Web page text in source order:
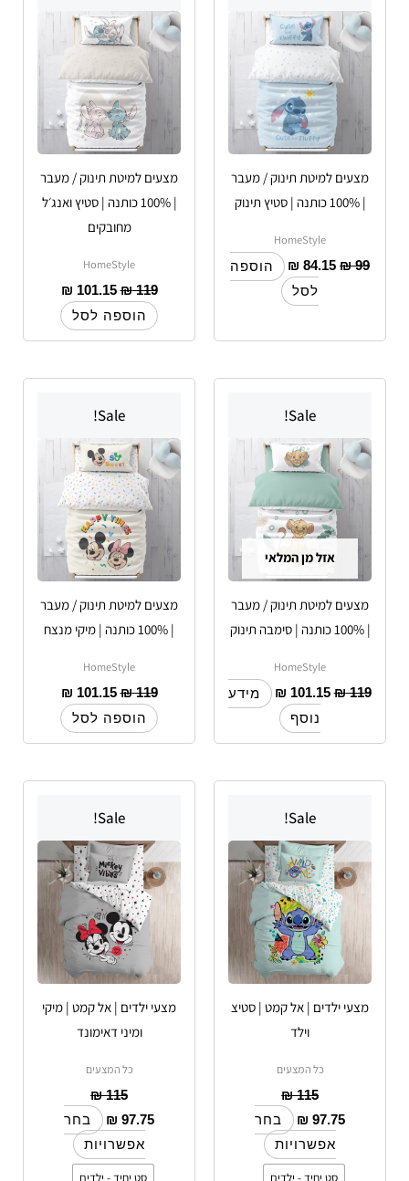
מצעים למיטת תינוק / מעבר
| 100% כותנה | סטיץ תינוק
HomeStyle
₪99
₪ 84.15
הוספה
לסל
מצעים למיטת תינוק / מעבר
| 100% כותנה | סטיץ ואנג׳ל
מחובקים
HomeStyle
₪119
₪ 101.15
הוספה לסל
Sale!
אזל מן המלאי
מצעים למיטת תינוק / מעבר
| 100% כותנה | סימבה תינוק
HomeStyle
₪119
₪ 101.15
מידע
נוסף
Sale!
מצעים למיטת תינוק / מעבר
| 100% כותנה | מיקי מנצח
HomeStyle
₪119
₪ 101.15
הוספה לסל
Sale!
מצעי ילדים | אל קמט | סטיצ
וילד
כל המצעים
₪115
₪ 97.75
בחר
אפשרויות
יש
מספר
סוגים.
ניתן
לבחור
את
האפשרויות
בעמוד
Sale!
מצעי ילדים | אל קמט | מיקי
ומיני דאימונד
כל המצעים
₪115
₪ 97.75
בחר
אפשרויות
יש
מספר
סוגים.
ניתן
לבחור
את
האפשרויות
בעמוד